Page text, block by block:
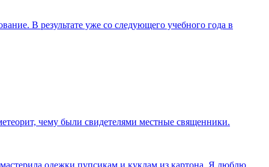
В результате уже со следующего учебного года в
чему были свидетелями местные священники.
одежки пупсикам и куклам из картона. Я люблю